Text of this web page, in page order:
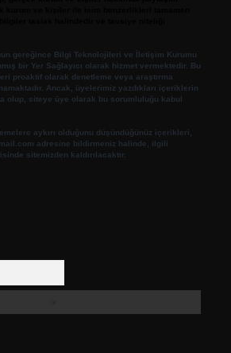
gereğince Bilgi Teknolojileri ve İletişim Kurumu
bir Yer Sağlayıcı olarak hizmet vermektedir. Bu
proaktif olarak denetleme veya araştırma
Ancak, üyelerimiz yazdıkları içeriklerin
olup, siteye üye olarak bu sorumluluğu kabul
aykırı olduğunu düşündüğünüz içerikleri,
adresine bildirmeniz halinde, ilgili
sitemizden kaldırılacaktır.